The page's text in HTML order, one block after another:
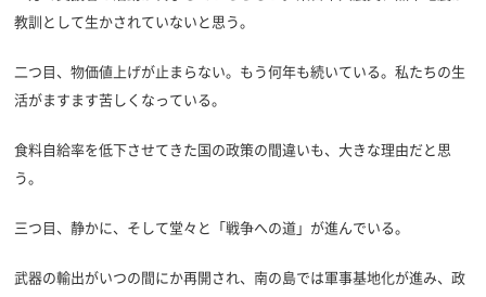
教訓として生かされていないと思う。
二つ目、物価値上げが止まらない。もう何年も続いている。私たちの生
活がますます苦しくなっている。
食料自給率を低下させてきた国の政策の間違いも、大きな理由だと思
う。
三つ目、静かに、そして堂々と「戦争への道」が進んでいる。
武器の輸出がいつの間にか再開され、南の島では軍事基地化が進み、政